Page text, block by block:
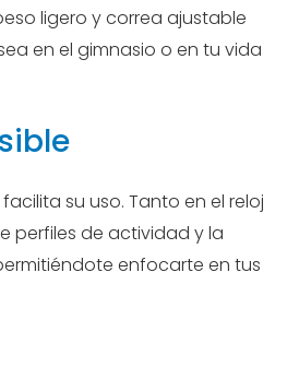
ligero y correa ajustable
en el gimnasio o en tu vida
su uso. Tanto en el reloj
perfiles de actividad y la
enfocarte en tus